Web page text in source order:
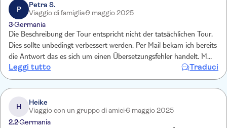
P
Petra S.
Viaggio di famiglia9 maggio 2025
3Germania
Die Beschreibung der Tour entspricht nicht der tatsächlichen Tour.
Dies sollte unbedingt verbessert werden. Per Mail bekam ich bereits
die Antwort das es sich um einen Übersetzungsfehler handelt. Man
fährt sehr weit entfernt am Sterling Castle vorbei. Keine Rinder
gesehen, 2 kurze Stops in den Highlands für Fotos. Keine Zeit für
einen Spaziergang am Loch Ness, keine Übersetzung im Bus, nur
ein QR Code zum Scannen mit kurzer schlechter Tour-
beschreibung. Tour dauert 12 Stunden fast nur im Bus.
Leggi tutto Traduci
H
Heike
Viaggio con un gruppo di amici6 maggio 2025
2.2Germania